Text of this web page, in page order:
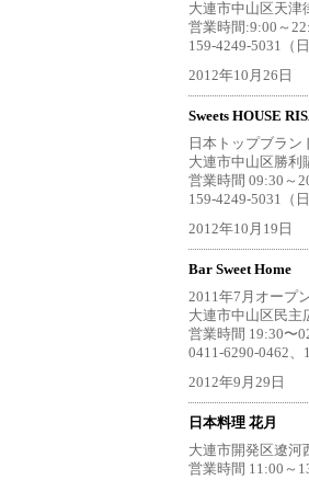
大連市中山区天津
営業時間:9:00～
159-4249-5031（
2012年10月26日
Sweets HOUSE
日本トップブラン
大連市中山区勝利
営業時間 09:30～
159-4249-5031（
2012年10月19日
Bar Sweet Home
2011年7月オープ
大連市中山区民主
営業時間 19:30〜
0411-6290-0462、
2012年9月29日
日本料理 花月
大連市開発区遼河
営業時間 11:00～